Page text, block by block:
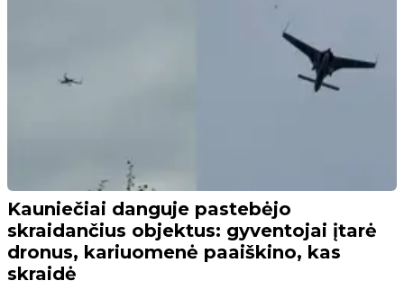
Kauniečiai danguje pastebėjo
skraidančius objektus: gyventojai įtarė
dronus, kariuomenė paaiškino, kas
skraidė